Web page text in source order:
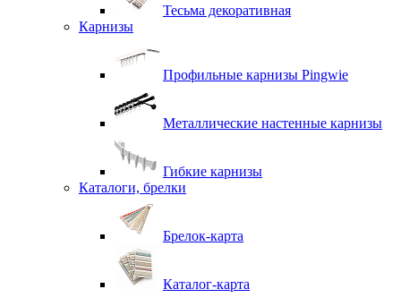
Тесьма декоративная
Карнизы
Профильные карнизы Pingwie
Металлические настенные карнизы
Гибкие карнизы
Каталоги, брелки
Брелок-карта
Каталог-карта